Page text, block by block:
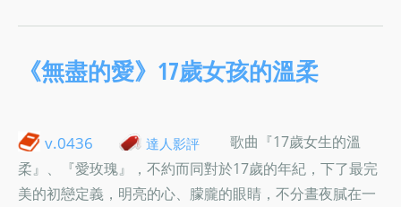
《無盡的愛》17歲女孩的溫柔
v.0436 達人影評
歌曲『17歲女生的溫
柔』、『愛玫瑰』，不約而同對於17歲的年紀，下了最完
美的初戀定義，明亮的心、朦朧的眼睛，不分晝夜膩在一